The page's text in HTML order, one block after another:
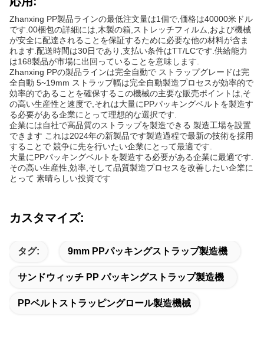
Zhanxing PP製品ラインの最低注文量は1個で,価格は40000米ドル
です.00梱包の詳細には,木製の箱,ストレッチフィルム,および機械
が安全に配達されることを保証するために必要な他の材料が含ま
れます.配送時間は30日であり,支払い条件はTT/LCです.供給能力
は168製品が市場に出回っていることを意味します.
Zhanxing PPの製品ラインは完全自動で ストラップグレードは完
全自動 5~19mm ストラップ幅は完全自動製造プロセスが効率的で
効率的であることを確保するこの機械の主要な販売ポイントは,そ
の高い生産性と速度で,それは大量にPPパッキングベルトを製造す
る必要がある企業にとって理想的な選択です.
企業には自社で高品質のストラップを製造できる 製造工場を設置
できます これは2024年の新製品です製造過程で最新の技術を採用
することで 競争に先を行いたい企業にとって最適です.
大量にPPパッキングベルトを製造する必要がある企業に最適です.
その高い生産性,効率,そして品質製造プロセスを改善したい企業に
とって 素晴らしい投資です
カスタマイズ:
タグ: 9mm PPパッキングストラップ製造機
サンドウィッチ PP パッキングストラップ製造機
PPベルトストラッピングロール製造機械